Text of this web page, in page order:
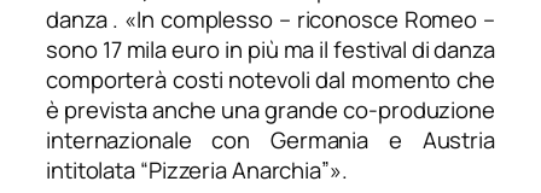
danza . «In complesso– riconosce Romeo –
sono 17 mila euro in più ma il festival di danza
comporterà costi notevoli dal momento che
è prevista anche una grande co-produzione
internazionale con Germania e Austria
intitolata “Pizzeria Anarchia”».